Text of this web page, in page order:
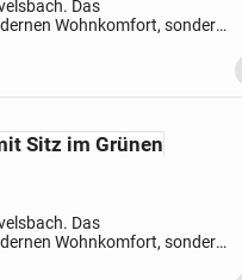
Das
Wohnkomfort, sondern
Sitz im Grünen
Das
Wohnkomfort, sondern